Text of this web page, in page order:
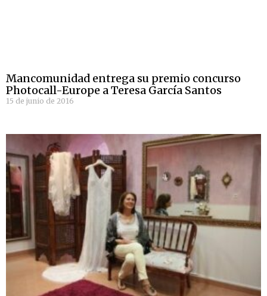
Mancomunidad entrega su premio concurso
Photocall-Europe a Teresa García Santos
15 de junio de 2016